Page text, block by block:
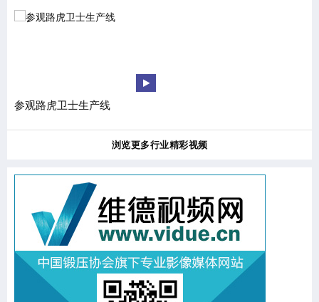
参观路虎卫士生产线
浏览更多行业精彩视频